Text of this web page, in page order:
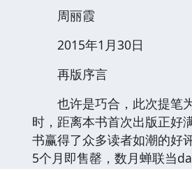
周丽霞
2015年1月30日
再版序言
也许是巧合，此次提笔
时，距离本书首次出版正好
书赢得了众多读者如潮的好
5个月即售罄，数月蝉联当